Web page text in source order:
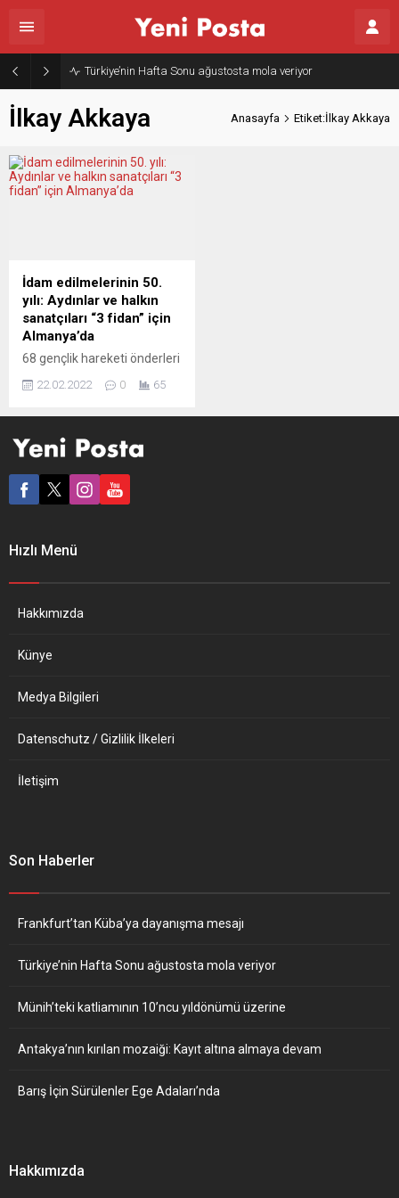
Türkiye’nin Hafta Sonu ağustosta mola veriyor
İlkay Akkaya Anasayfa Etiket:İlkay Akkaya
İdam edilmelerinin 50.
yılı: Aydınlar ve halkın
sanatçıları “3 fidan” için
Almanya’da
68 gençlik hareketi önderleri
ve Hüseyin İnan idam
Offenbach kentinde
hareketinin önderlerinden
Deniz Gezmiş, Hüseyin İnan
sanatçı ve gazetecinin
(AABF) bağlı çok sayıda
22.02.2022 0 65
Hızlı Menü
Hakkımızda
Künye
Medya Bilgileri
Datenschutz / Gizlilik İlkeleri
İletişim
Son Haberler
Frankfurt’tan Küba’ya dayanışma mesajı
Türkiye’nin Hafta Sonu ağustosta mola veriyor
Münih’teki katliamının 10’ncu yıldönümü üzerine
Antakya’nın kırılan mozaiği: Kayıt altına almaya devam
Barış İçin Sürülenler Ege Adaları’nda
Hakkımızda